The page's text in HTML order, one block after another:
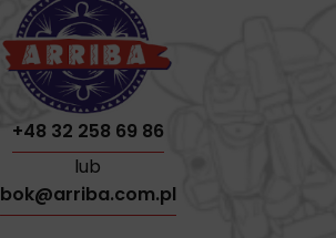
+48 32 258 69 86
lub
bok@arriba.com.pl